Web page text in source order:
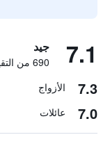
7.1 جيد
690 من التقييمات تم التحقق منها
7.3 الأزواج
7.0 عائلات